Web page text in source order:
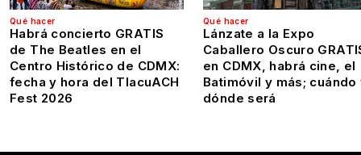
Qué hacer
Habrá concierto GRATIS
de The Beatles en el
Centro Histórico de CDMX:
fecha y hora del TlacuACH
Fest 2026
Qué hacer
Lánzate a la Expo
Caballero Oscuro
en CDMX, habrá cine, el
Batimóvil y más; cuándo
dónde será